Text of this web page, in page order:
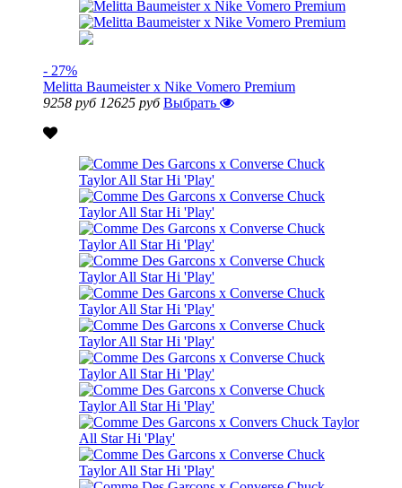
- 27%
Melitta Baumeister x Nike Vomero Premium
9258 руб 12625 руб Выбрать